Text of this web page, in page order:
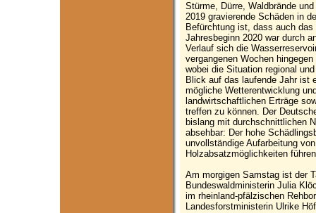
Stürme, Dürre, Waldbrände
2019 gravierende Schäden in
Befürchtung ist, dass auch
Jahresbeginn 2020 war durch
Verlauf sich die
vergangenen Wochen
wobei die Situation regional
Blick auf das laufende Jahr ist
mögliche Wetterentwicklung
landwirtschaftlichen Erträge
treffen zu können. Der
bislang mit durchschnittlichen
absehbar: Der hohe
unvollständige Aufarbeitung
Holzabsatzmöglichkeiten
Am morgigen Samstag ist der
Bundeswaldministerin Julia
im rheinland-pfälzischen
Landesforstministerin Ulrike